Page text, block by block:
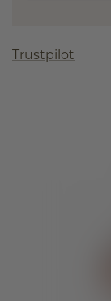
Trustpilot